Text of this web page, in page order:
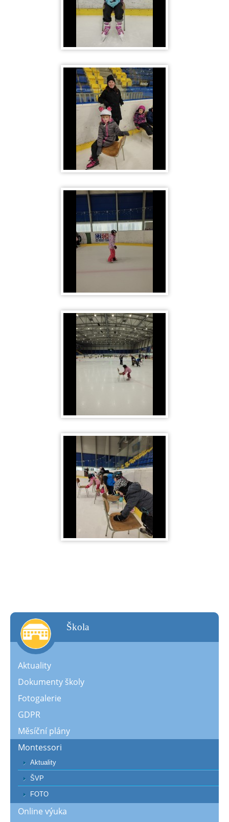
škola
Aktuality
Dokumenty školy
Fotogalerie
GDPR
Měsíční plány
Montessori
Aktuality
ŠVP
FOTO
Online výuka